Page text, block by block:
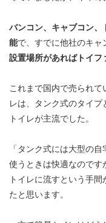
バンコン、キャブコン
能で、すでに他社のキ
設置場所があればトイ
これまで国内で売られ
レは、タンク式のタイ
トイレが主流でした。
「タンク式には大型の
使うときは快適なので
トイレに流すという手
たと思います。